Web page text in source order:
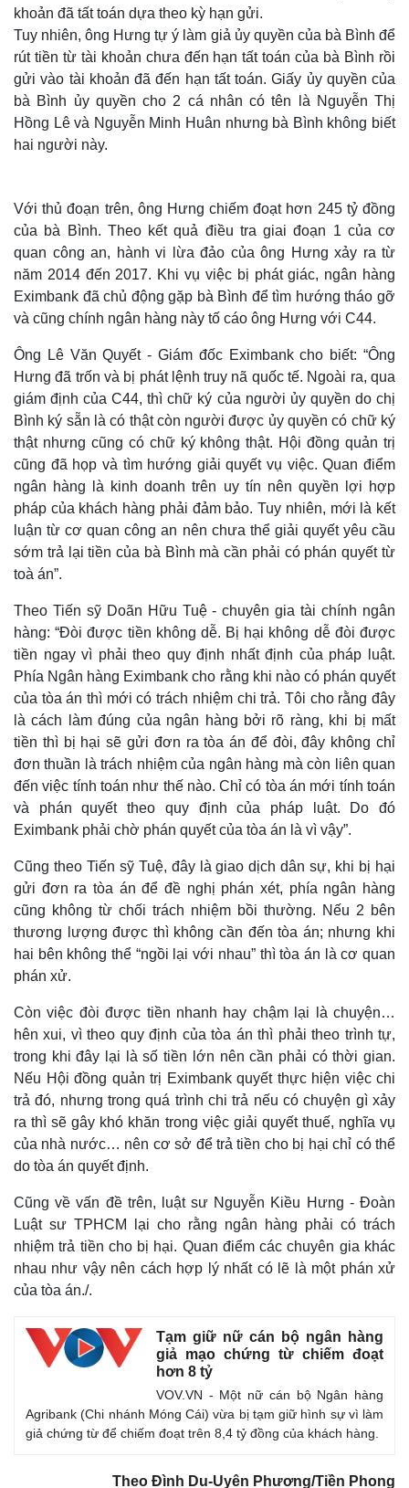
Thế giới
Quan sát
Cuộc sống đó đây
Hồ sơ
Multimedia
Video
Ảnh
E-Magazine
Kinh tế
Bất động sản
Thị trường
Tỷ giá
Chứng khoán
khoản đã tất toán dựa theo kỳ hạn gửi.
Tuy nhiên, ông Hưng tự ý làm giả ủy quyền của bà Bình để
rút tiền từ tài khoản chưa đến hạn tất toán của bà Bình rồi
gửi vào tài khoản đã đến hạn tất toán. Giấy ủy quyền của
bà Bình ủy quyền cho 2 cá nhân có tên là Nguyễn Thị
Hồng Lê và Nguyễn Minh Huân nhưng bà Bình không biết
hai người này.
Với thủ đoạn trên, ông Hưng chiếm đoạt hơn 245 tỷ đồng
của bà Bình. Theo kết quả điều tra giai đoạn 1 của cơ
quan công an, hành vi lừa đảo của ông Hưng xảy ra từ
năm 2014 đến 2017. Khi vụ việc bị phát giác, ngân hàng
Eximbank đã chủ động gặp bà Bình để tìm hướng tháo gỡ
và cũng chính ngân hàng này tố cáo ông Hưng với C44.
Ông Lê Văn Quyết - Giám đốc Eximbank cho biết: “Ông
Hưng đã trốn và bị phát lệnh truy nã quốc tế. Ngoài ra, qua
giám định của C44, thì chữ ký của người ủy quyền do chị
Bình ký sẵn là có thật còn người được ủy quyền có chữ ký
thật nhưng cũng có chữ ký không thật. Hội đồng quản trị
cũng đã họp và tìm hướng giải quyết vụ việc. Quan điểm
ngân hàng là kinh doanh trên uy tín nên quyền lợi hợp
pháp của khách hàng phải đảm bảo. Tuy nhiên, mới là kết
luận từ cơ quan công an nên chưa thể giải quyết yêu cầu
sớm trả lại tiền của bà Bình mà cần phải có phán quyết từ
toà án”.
Theo Tiến sỹ Doãn Hữu Tuệ - chuyên gia tài chính ngân
hàng: “Đòi được tiền không dễ. Bị hại không dễ đòi được
tiền ngay vì phải theo quy định nhất định của pháp luật.
Phía Ngân hàng Eximbank cho rằng khi nào có phán quyết
của tòa án thì mới có trách nhiệm chi trả. Tôi cho rằng đây
là cách làm đúng của ngân hàng bởi rõ ràng, khi bị mất
tiền thì bị hại sẽ gửi đơn ra tòa án để đòi, đây không chỉ
đơn thuần là trách nhiệm của ngân hàng mà còn liên quan
đến việc tính toán như thế nào. Chỉ có tòa án mới tính toán
và phán quyết theo quy định của pháp luật. Do đó
Eximbank phải chờ phán quyết của tòa án là vì vậy”.
Cũng theo Tiến sỹ Tuệ, đây là giao dịch dân sự, khi bị hại
gửi đơn ra tòa án để đề nghị phán xét, phía ngân hàng
cũng không từ chối trách nhiệm bồi thường. Nếu 2 bên
thương lượng được thì không cần đến tòa án; nhưng khi
hai bên không thể “ngồi lại với nhau” thì tòa án là cơ quan
phán xử.
Còn việc đòi được tiền nhanh hay chậm lại là chuyện…
hên xui, vì theo quy định của tòa án thì phải theo trình tự,
trong khi đây lại là số tiền lớn nên cần phải có thời gian.
Nếu Hội đồng quản trị Eximbank quyết thực hiện việc chi
trả đó, nhưng trong quá trình chi trả nếu có chuyện gì xảy
ra thì sẽ gây khó khăn trong việc giải quyết thuế, nghĩa vụ
của nhà nước… nên cơ sở để trả tiền cho bị hại chỉ có thể
do tòa án quyết định.
Cũng về vấn đề trên, luật sư Nguyễn Kiều Hưng - Đoàn
Luật sư TPHCM lại cho rằng ngân hàng phải có trách
nhiệm trả tiền cho bị hại. Quan điểm các chuyên gia khác
nhau như vậy nên cách hợp lý nhất có lẽ là một phán xử
của tòa án./.
Tạm giữ nữ cán bộ ngân hàng
giả mạo chứng từ chiếm đoạt
hơn 8 tỷ
VOV.VN - Một nữ cán bộ Ngân hàng
Agribank (Chi nhánh Móng Cái) vừa bị tạm giữ hình sự vì làm
giả chứng từ để chiếm đoạt trên 8,4 tỷ đồng của khách hàng.
Theo Đình Du-Uyên Phương/Tiền Phong